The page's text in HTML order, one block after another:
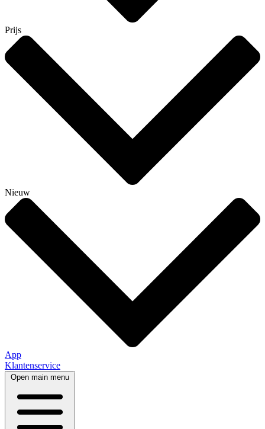
Prijs
Nieuw
App
Klantenservice
Open main menu